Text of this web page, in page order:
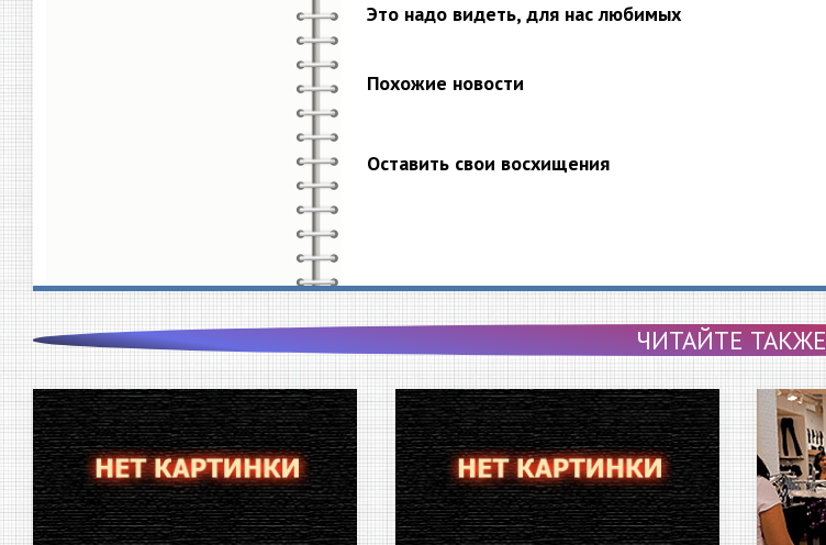
Это надо видеть, для нас любимых
Похожие новости
Оставить свои восхищения
ЧИТАЙТЕ ТАКЖЕ